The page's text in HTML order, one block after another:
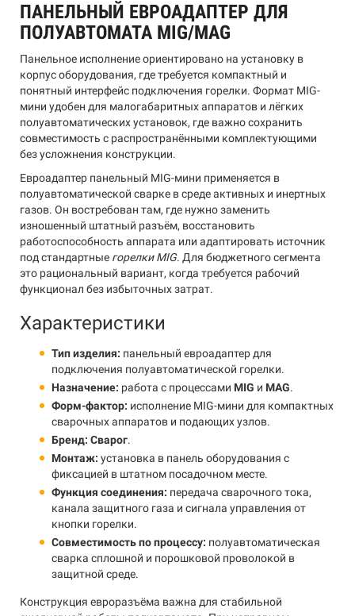
ПАНЕЛЬНЫЙ ЕВРОАДАПТЕР ДЛЯ
ПОЛУАВТОМАТА MIG/MAG
Панельное исполнение ориентировано на установку в
корпус оборудования, где требуется компактный и
понятный интерфейс подключения горелки. Формат MIG-
мини удобен для малогабаритных аппаратов и лёгких
полуавтоматических установок, где важно сохранить
совместимость с распространёнными комплектующими
без усложнения конструкции.
Евроадаптер панельный MIG-мини применяется в
полуавтоматической сварке в среде активных и инертных
газов. Он востребован там, где нужно заменить
изношенный штатный разъём, восстановить
работоспособность аппарата или адаптировать источник
под стандартные горелки MIG. Для бюджетного сегмента
это рациональный вариант, когда требуется рабочий
функционал без избыточных затрат.
Характеристики
Тип изделия: панельный евроадаптер для
подключения полуавтоматической горелки.
Назначение: работа с процессами MIG и MAG.
Форм-фактор: исполнение MIG-мини для компактных
сварочных аппаратов и подающих узлов.
Бренд: Сварог.
Монтаж: установка в панель оборудования с
фиксацией в штатном посадочном месте.
Функция соединения: передача сварочного тока,
канала защитного газа и сигнала управления от
кнопки горелки.
Совместимость по процессу: полуавтоматическая
сварка сплошной и порошковой проволокой в
защитной среде.
Конструкция евроразъёма важна для стабильной